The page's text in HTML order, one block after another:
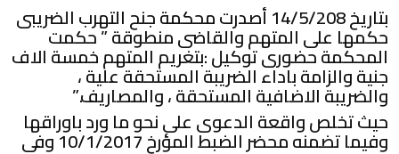
بتاريخ 14/5/208 أصدرت محكمة جنح التهرب الضريبى
حكمها على المتهم والقاضى منطوقة ” حكمت
المحكمة حضورى توكيل :بتغريم المتهم خمسة الاف
جنية والزامة باداء الضريبة المستحقة علية ،
والضريبة الاضافية المستحقة ، والمصاريف.”
حيث تخلص واقعة الدعوى على نحو ما ورد باوراقها
وفيما تضمنه محضر الضبط المؤرخ 10/1/2017 وفى